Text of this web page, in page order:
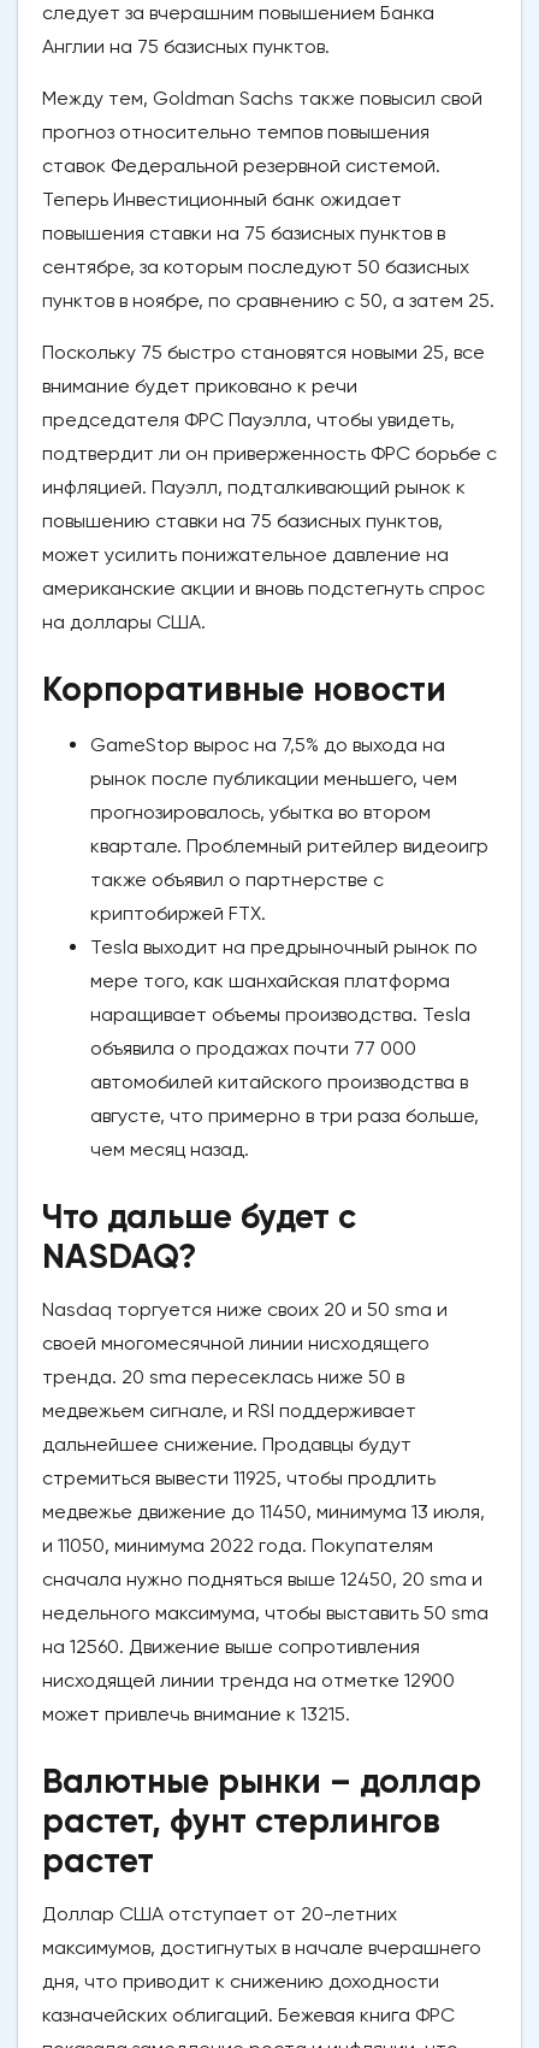
следует за вчерашним повышением Банка
Англии на 75 базисных пунктов.
Между тем, Goldman Sachs также повысил свой
прогноз относительно темпов повышения
ставок Федеральной резервной системой.
Теперь Инвестиционный банк ожидает
повышения ставки на 75 базисных пунктов в
сентябре, за которым последуют 50 базисных
пунктов в ноябре, по сравнению с 50, а затем 25.
Поскольку 75 быстро становятся новыми 25, все
внимание будет приковано к речи
председателя ФРС Пауэлла, чтобы увидеть,
подтвердит ли он приверженность ФРС борьбе с
инфляцией. Пауэлл, подталкивающий рынок к
повышению ставки на 75 базисных пунктов,
может усилить понижательное давление на
американские акции и вновь подстегнуть спрос
на доллары США.
Корпоративные новости
GameStop вырос на 7,5% до выхода на
рынок после публикации меньшего, чем
прогнозировалось, убытка во втором
квартале. Проблемный ритейлер видеоигр
также объявил о партнерстве с
криптобиржей FTX.
Tesla выходит на предрыночный рынок по
мере того, как шанхайская платформа
наращивает объемы производства. Tesla
объявила о продажах почти 77 000
автомобилей китайского производства в
августе, что примерно в три раза больше,
чем месяц назад.
Что дальше будет с
NASDAQ?
Nasdaq торгуется ниже своих 20 и 50 sma и
своей многомесячной линии нисходящего
тренда. 20 sma пересеклась ниже 50 в
медвежьем сигнале, и RSI поддерживает
дальнейшее снижение. Продавцы будут
стремиться вывести 11925, чтобы продлить
медвежье движение до 11450, минимума 13 июля,
и 11050, минимума 2022 года. Покупателям
сначала нужно подняться выше 12450, 20 sma и
недельного максимума, чтобы выставить 50 sma
на 12560. Движение выше сопротивления
нисходящей линии тренда на отметке 12900
может привлечь внимание к 13215.
Валютные рынки – доллар
растет, фунт стерлингов
растет
Доллар США отступает от 20-летних
максимумов, достигнутых в начале вчерашнего
дня, что приводит к снижению доходности
казначейских облигаций. Бежевая книга ФРС